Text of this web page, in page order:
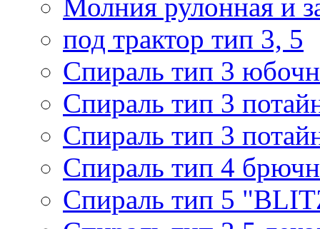
Молния рулонная и
под трактор тип 3, 5
Спираль тип 3
Спираль тип 3
Спираль тип 3
Спираль тип 4
Спираль тип 5